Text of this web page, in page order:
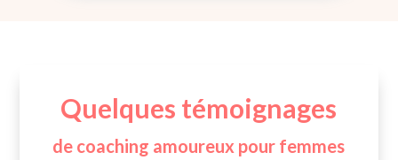
Quelques témoignages
de coaching amoureux pour femmes